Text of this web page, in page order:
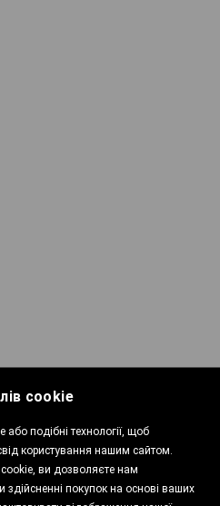
cookie
подібні технології, щоб
користування нашим сайтом.
ви дозволяєте нам
покупок на основі ваших